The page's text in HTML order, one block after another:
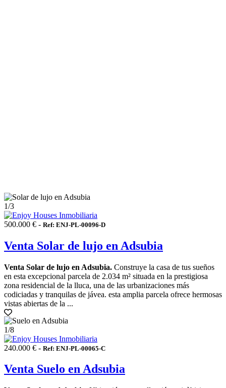
1/3
500.000 € - Ref: ENJ-PL-00096-D
Venta Solar de lujo en Adsubia
Venta Solar de lujo en Adsubia. Construye la casa de tus sueños
en esta excepcional parcela de 2.034 m² situada en la prestigiosa
zona residencial de la lluca, una de las urbanizaciones más
codiciadas y tranquilas de jávea. esta amplia parcela ofrece hermosas
vistas abiertas de la ...
1/8
240.000 € - Ref: ENJ-PL-00065-C
Venta Suelo en Adsubia